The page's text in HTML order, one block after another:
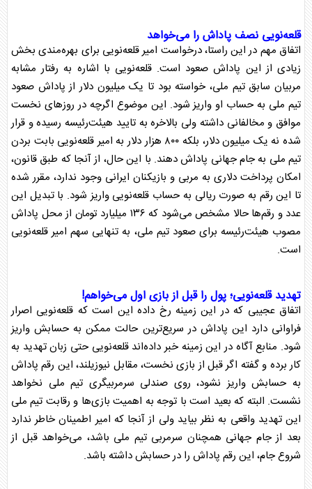
قلعه‌نویی نصفپاداشرا می‌خواهد
اتفاق مهم در این راستا، درخواست امیر قلعه‌نویی برای بهره‌مندی بخش
زیادی از این پاداش صعود است. قلعه‌نویی با اشاره به رفتار مشابه
مربیان سابق تیم ملی، خواسته بود تا یک میلیون دلار از پاداش صعود
تیم ملی به حساب او واریز شود. این موضوع اگرچه در روز‌های نخست
موافق و مخالفانی داشته ولی بالاخره به تایید هیئت‌رئیسه رسیده و قرار
شده نه یک میلیون دلار، بلکه ۸۰۰ هزار دلار به امیر قلعه‌نویی بابت بردن
تیم ملی بهجام جهانی پاداش دهند. با این حال، از آنجا که طبق قانون،
امکان پرداخت دلاری به مربی و بازیکنان ایرانی وجود ندارد، مقرر شده
تا این رقم به صورت ریالی به حساب قلعه‌نویی واریز شود. با تبدیل این
عدد و رقم‌ها حالا مشخص می‌شود که ۱۳۶ میلیارد تومان از محل
پاداش
مصوب هیئت‌رئیسه برای صعود تیم ملی، به تنهایی سهم امیر قلعه‌نویی
است.
تهدید قلعه‌نویی؛ پول را قبل از بازی اول می‌خواهم!
اتفاق عجیبی که در این زمینه رخ داده این است که قلعه‌نویی اصرار
فراوانی دارد این پاداش در سریع‌ترین حالت ممکن به حسابش واریز
شود. منابع آگاه در این زمینه خبر داده‌اند قلعه‌نویی حتی زبان تهدید به
کار برده و گفته اگر قبل از بازی نخست، مقابل نیوزیلند، این رقم پاداش
به حسابش واریز نشود، روی صندلی سرمربیگری تیم ملی نخواهد
نشست. البته که بعید است با توجه به اهمیت بازی‌ها و رقابت تیم ملی
این تهدید واقعی به نظر بیاید ولی از آنجا که امیر اطمینان خاطر ندارد
بعد ازجام جهانی همچنان سرمربی تیم ملی باشد، می‌خواهد قبل از
شروع جام، این رقم پاداش را در حسابش داشته باشد.